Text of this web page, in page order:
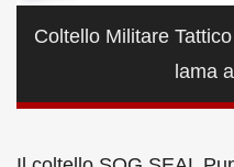
Coltello Militare
lama